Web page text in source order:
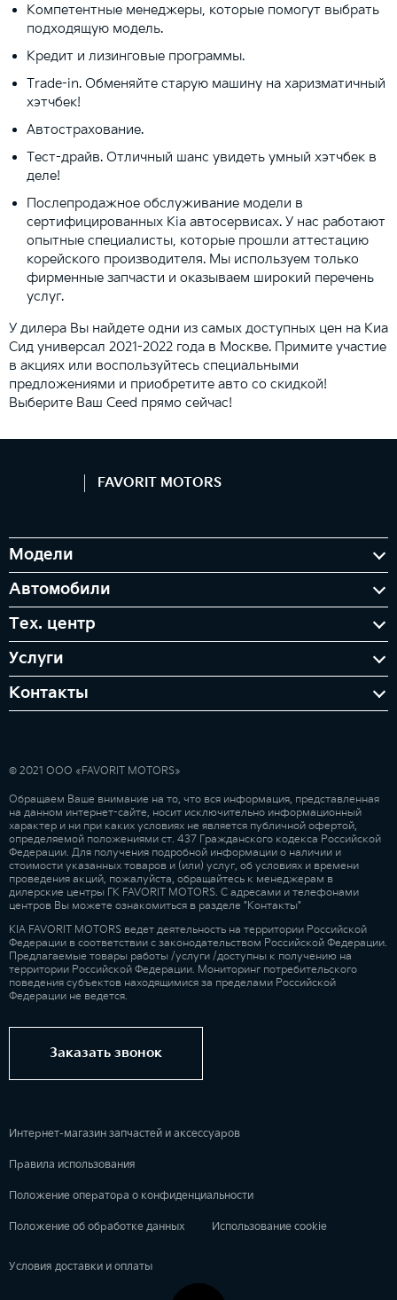
Компетентные менеджеры, которые помогут выбрать
подходящую модель.
Кредит и лизинговые программы.
Trade-in. Обменяйте старую машину на харизматичный
хэтчбек!
Автострахование.
Тест-драйв. Отличный шанс увидеть умный хэтчбек в
деле!
Послепродажное обслуживание модели в
сертифицированных Kia автосервисах. У нас работают
опытные специалисты, которые прошли аттестацию
корейского производителя. Мы используем только
фирменные запчасти и оказываем широкий перечень
услуг.
У дилера Вы найдете одни из самых доступных цен на Киа
Сид универсал 2021-2022 года в Москве. Примите участие
в акциях или воспользуйтесь специальными
предложениями и приобретите авто со скидкой!
Выберите Ваш Ceed прямо сейчас!
FAVORIT MOTORS
Модели
Автомобили
Тех. центр
Услуги
Контакты
© 2021 ООО «FAVORIT MOTORS»
Обращаем Ваше внимание на то, что вся информация, представленная
на данном интернет-сайте, носит исключительно информационный
характер и ни при каких условиях не является публичной офертой,
определяемой положениями ст. 437 Гражданского кодекса Российской
Федерации. Для получения подробной информации о наличии и
стоимости указанных товаров и (или) услуг, об условиях и времени
проведения акций, пожалуйста, обращайтесь к менеджерам в
дилерские центры ГК FAVORIT MOTORS. С адресами и телефонами
центров Вы можете ознакомиться в разделе "Контакты"
KIA FAVORIT MOTORS ведет деятельность на территории Российской
Федерации в соответствии с законодательством Российской Федерации.
Предлагаемые товары работы /услуги /доступны к получению на
территории Российской Федерации. Мониторинг потребительского
поведения субъектов находящимися за пределами Российской
Федерации не ведется.
Заказать звонок
Интернет-магазин запчастей и аксессуаров
Правила использования
Положение оператора о конфиденциальности
Положение об обработке данных Использование cookie
Условия доставки и оплаты